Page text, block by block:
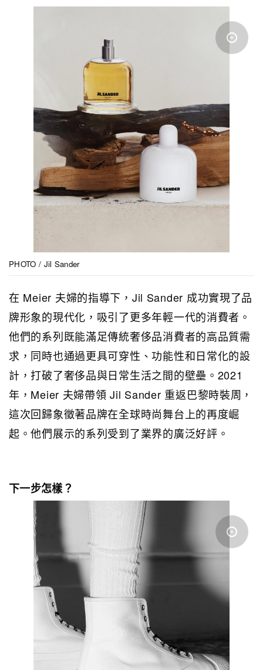
PHOTO / Jil Sander
在 Meier 夫婦的指導下，Jil Sander 成功實現了品
牌形象的現代化，吸引了更多年輕一代的消費者。
他們的系列既能滿足傳統奢侈品消費者的高品質需
求，同時也通過更具可穿性、功能性和日常化的設
計，打破了奢侈品與日常生活之間的壁壘。2021
年，Meier 夫婦帶領 Jil Sander 重返巴黎時裝周，
這次回歸象徵著品牌在全球時尚舞台上的再度崛
起。他們展示的系列受到了業界的廣泛好評。
下一步怎樣？